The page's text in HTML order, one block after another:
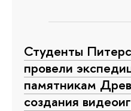
Студенты
провели
памятникам
создания